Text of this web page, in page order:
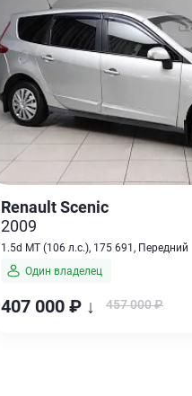
Renault Scenic
2009
1.5d MT (106 л.с.), 175 691, Передний
Один владелец
407 000 ₽ ↓ 457 000 ₽